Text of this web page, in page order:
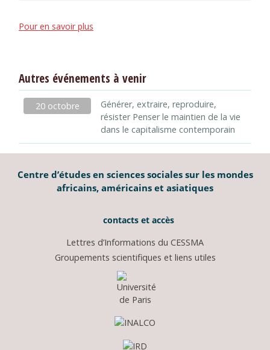
Pour en savoir plus
Autres événements à venir
20 octobre
Générer, extraire, reproduire,
résister Penser le maintien de la vie
dans le capitalisme contemporain
Centre d’études en sciences sociales sur les mondes
africains, américains et asiatiques
contacts et accès
Lettres d’Informations du CESSMA
Groupements scientifiques et liens utiles